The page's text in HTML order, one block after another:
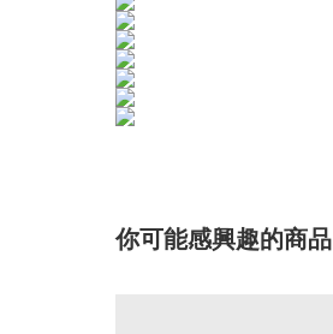
你可能感興趣的商品